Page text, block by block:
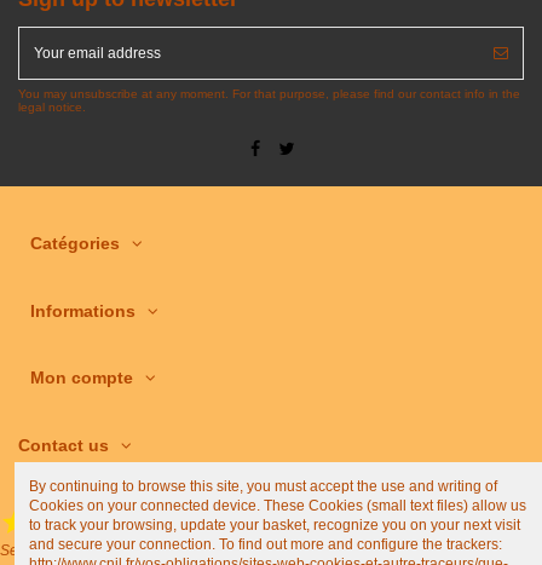
You may unsubscribe at any moment. For that purpose, please find our contact info in the
legal notice.
Catégories
Informations
Mon compte
Contact us
(4,9/5)
See all shop reviews
By continuing to browse this site, you must accept the use and writing of
Cookies on your connected device. These Cookies (small text files) allow us
to track your browsing, update your basket, recognize you on your next visit
and secure your connection. To find out more and configure the trackers: